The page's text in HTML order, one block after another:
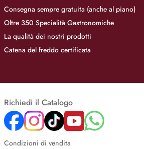
Consegna sempre gratuita (anche al piano)
Oltre 350 Specialità Gastronomiche
La qualità dei nostri prodotti
Catena del freddo certificata
Richiedi il Catalogo
Condizioni di vendita